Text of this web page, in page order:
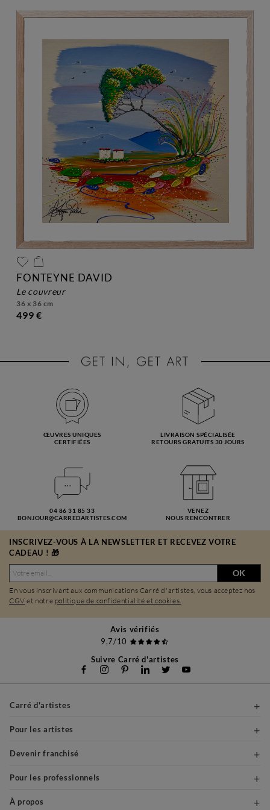
FONTEYNE DAVID
le couvreur
36 x 36 cm
499 €
ŒUVRES UNIQUES
CERTIFIÉES
LIVRAISON SPÉCIALISÉE
RETOURS GRATUITS 30 JOURS
04 86 31 85 33
BONJOUR@CARREDARTISTES.COM
VENEZ
NOUS RENCONTRER
INSCRIVEZ-VOUS À LA NEWSLETTER ET RECEVEZ VOTRE
CADEAU ! 🎁
OK
En vous inscrivant aux communications Carré d'artistes, vous acceptez nos
CGV et notre politique de confidentialité et cookies.
Avis vérifiés
9,7/10
Suivre Carré d'artistes
Carré d'artistes
Pour les artistes
Devenir franchisé
Pour les professionnels
À propos